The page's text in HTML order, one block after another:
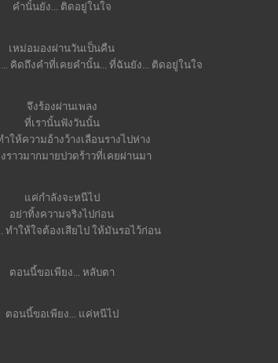
คำนั้นยัง... ติดอยู่ในใจ
เหม่อมองผ่านวันเป็นคืน
คิดถึงคำที่เคยคำนั้น... ที่ฉันยัง... ติดอยู่ในใจ
จึงร้องผ่านเพลง
ที่เรานั้นฟังวันนั้น
ให้ความอ้างว้างเลือนรางไปห่าง
ราวมากมายปวดร้าวที่เคยผ่านมา
ค่กำลังจะหนีไป
อย่าทิ้งความจริงไปก่อน
ทำให้ใจต้องเสียไป ให้มันรอไว้ก่อน
ตอนนี้ขอเพียง... หลับตา
ตอนนี้ขอเพียง... แค่หนีไป